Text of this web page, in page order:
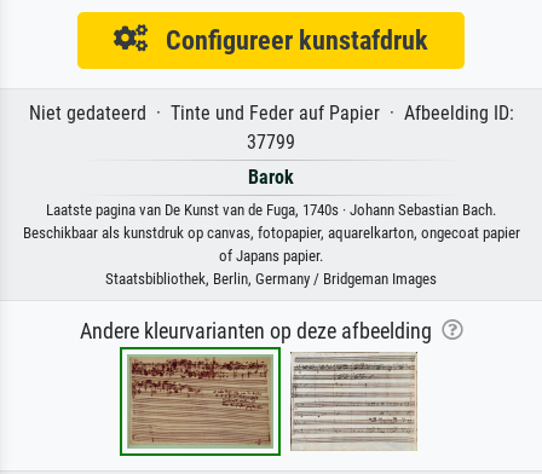
Configureer kunstafdruk
Niet gedateerd · Tinte und Feder auf Papier · Afbeelding ID:
37799
Barok
Laatste pagina van De Kunst van de Fuga, 1740s · Johann Sebastian Bach.
Beschikbaar als kunstdruk op canvas, fotopapier, aquarelkarton, ongecoat papier
of Japans papier.
Staatsbibliothek, Berlin, Germany / Bridgeman Images
Andere kleurvarianten op deze afbeelding